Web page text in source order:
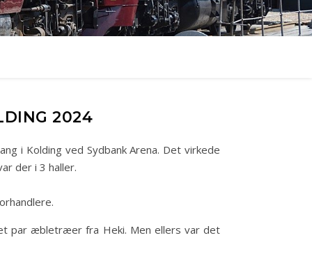
2024
i Kolding ved Sydbank Arena. Det virkede
der i 3 haller.
par æbletræer fra Heki. Men ellers var det